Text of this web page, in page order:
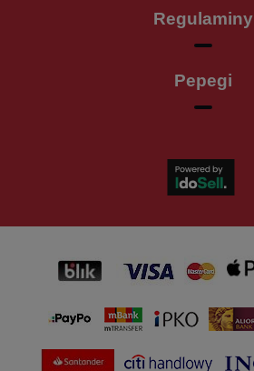
Regulaminy
Pepegi